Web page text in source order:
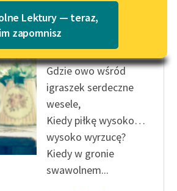
dla
do
i
Katalog w formacie PDF
Lektury — teraz,
zapomnisz
Władysław Syrokomla
Urodzony Jan
Dęboróg
Gdzie owo wśród
igraszek serdeczne
wesele,
Kiedy piłkę wysoko…
wysoko wyrzucę?
Kiedy w gronie
swawolnem...